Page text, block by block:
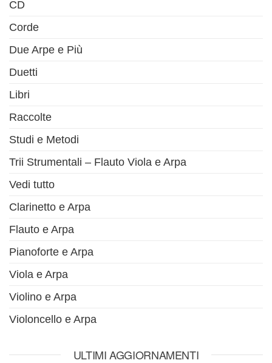
CD
Corde
Due Arpe e Più
Duetti
Libri
Raccolte
Studi e Metodi
Trii Strumentali – Flauto Viola e Arpa
Vedi tutto
Clarinetto e Arpa
Flauto e Arpa
Pianoforte e Arpa
Viola e Arpa
Violino e Arpa
Violoncello e Arpa
ULTIMI AGGIORNAMENTI